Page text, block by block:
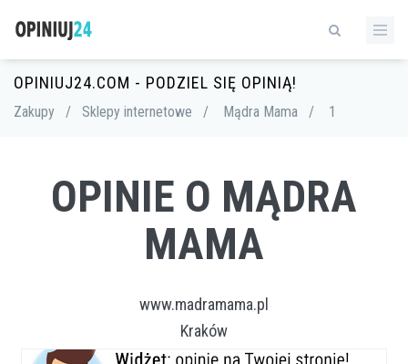
OPINIUJ24.COM - PODZIEL SIĘ OPINIĄ!
Zakupy / Sklepy internetowe / Mądra Mama / 1
OPINIE O MĄDRA
MAMA
www.madramama.pl
Kraków